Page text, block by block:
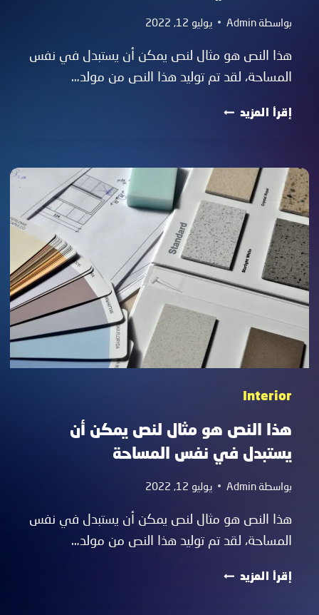
بواسطة Admin يوليو 12, 2022
هذا النص هو مثال لنص يمكن أن يستبدل في نفس
المساحة، لقد تم توليد هذا النص من مولد…
إقرأ المزيدهذا
يمكن
أن
يستبدل
في
نفس
المساحة
Interior
هذا النص هو مثال لنص يمكن أن
يستبدل في نفس المساحة
بواسطة Admin يوليو 12, 2022
هذا النص هو مثال لنص يمكن أن يستبدل في نفس
المساحة، لقد تم توليد هذا النص من مولد…
إقرأ المزيدهذا